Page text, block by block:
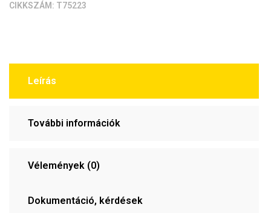
CIKKSZÁM: T75223
Leírás
További információk
Vélemények (0)
Dokumentáció, kérdések